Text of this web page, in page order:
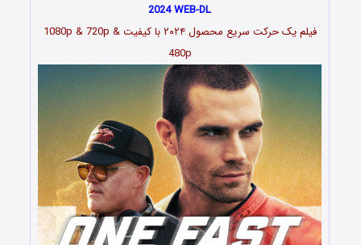
2024 WEB-DL
فیلم یک حرکت سریع محصول ۲۰۲۴ با کیفیت 1080p & 720p &
480p